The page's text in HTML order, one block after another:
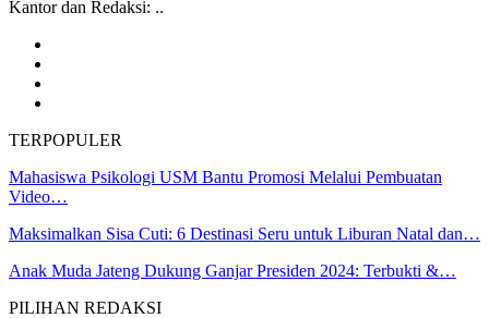
Kantor dan Redaksi: ..
TERPOPULER
Mahasiswa Psikologi USM Bantu Promosi Melalui Pembuatan
Video…
Maksimalkan Sisa Cuti: 6 Destinasi Seru untuk Liburan Natal dan…
Anak Muda Jateng Dukung Ganjar Presiden 2024: Terbukti &…
PILIHAN REDAKSI